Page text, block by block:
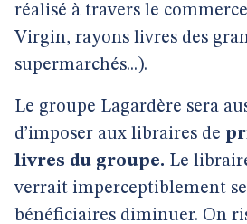
réalisé à travers le
Virgin, rayons livres des
supermarchés...).
Le groupe Lagardère sera
d’imposer aux libraires de
livres du groupe. Le
verrait imperceptiblement
bénéficiaires diminuer. On